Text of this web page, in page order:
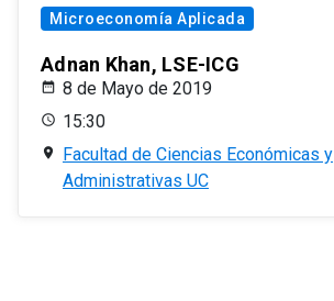
Microeconomía Aplicada
Adnan Khan, LSE-ICG
8 de Mayo de 2019
15:30
Facultad de Ciencias Económicas y
Administrativas UC